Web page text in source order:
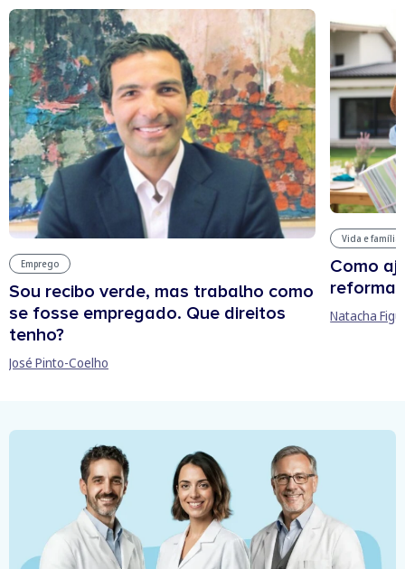
Emprego
Sou recibo verde, mas trabalho como
se fosse empregado. Que direitos
tenho?
José Pinto-Coelho
Vida e família
Como
reforma
Natacha